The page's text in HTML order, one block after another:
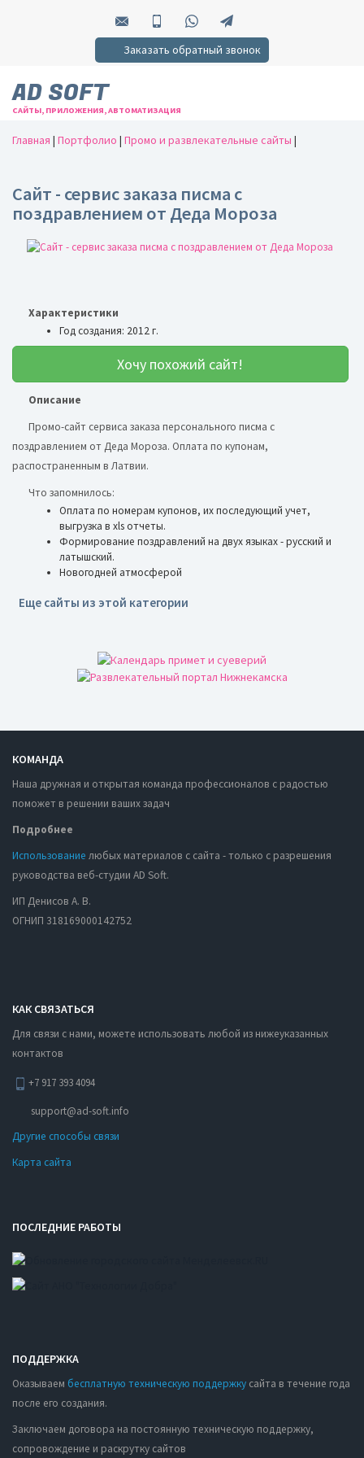
Заказать обратный звонок
AD SOFT
САЙТЫ, ПРИЛОЖЕНИЯ, АВТОМАТИЗАЦИЯ
Главная | Портфолио | Промо и развлекательные сайты |
Сайт - сервис заказа писма с
поздравлением от Деда Мороза
Характеристики
Год создания: 2012 г.
Хочу похожий сайт!
Описание
Промо-сайт сервиса заказа персонального писма с
поздравлением от Деда Мороза. Оплата по купонам,
распостраненным в Латвии.
Что запомнилось:
Оплата по номерам купонов, их последующий учет,
выгрузка в xls отчеты.
Формирование поздравлений на двух языках - русский и
латышский.
Новогодней атмосферой
Еще сайты из этой категории
КОМАНДА
Наша дружная и открытая команда профессионалов с радостью
поможет в решении ваших задач
Подробнее
Использование любых материалов с сайта - только с разрешения
руководства веб-студии AD Soft.
ИП Денисов А. В.
ОГНИП 318169000142752
КАК СВЯЗАТЬСЯ
Для связи с нами, можете использовать любой из нижеуказанных
контактов
+7 917 393 4094
support@ad-soft.info
Другие способы связи
Карта сайта
ПОСЛЕДНИЕ РАБОТЫ
ПОДДЕРЖКА
Оказываем бесплатную техническую поддержку сайта в течение года
после его создания.
Заключаем договора на постоянную техническую поддержку,
сопровождение и раскрутку сайтов